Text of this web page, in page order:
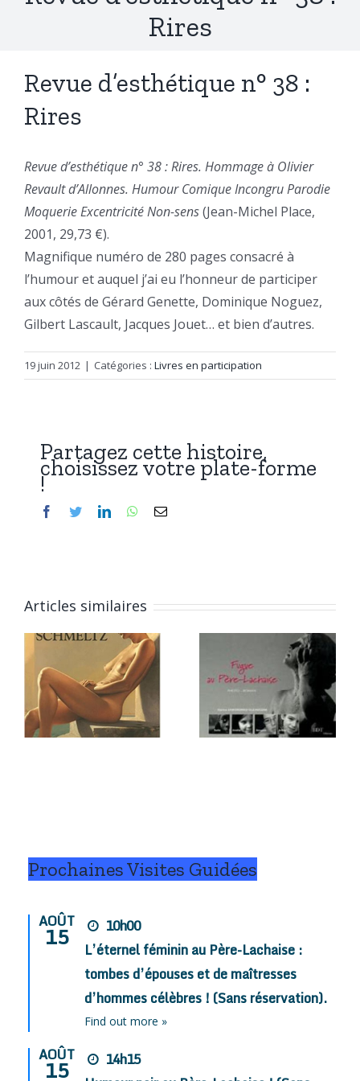
Rires
Revue d’esthétique n° 38 :
Rires
Revue d’esthétique n° 38 : Rires. Hommage à Olivier
Revault d’Allonnes. Humour Comique Incongru Parodie
Moquerie Excentricité Non-sens(Jean-Michel Place,
2001, 29,73 €).
Magnifique numéro de 280 pages consacré à
l’humour et auquel j’ai eu l’honneur de participer
aux côtés de Gérard Genette, Dominique Noguez,
Gilbert Lascault, Jacques Jouet… et bien d’autres.
19 juin 2012 | Catégories : Livres en participation
Partagez cette histoire,
choisissez votre plate-forme
!
Facebook
TwitterLinkedInWhatsApp
Email
Articles similaires
Fugue au
Père-
Lachaise
Prochaines Visites Guidées
AOÛT
15
10h00
L’éternel féminin au Père-Lachaise :
tombes d’épouses et de maîtresses
d’hommes célèbres ! (Sans réservation).
Find out more »
AOÛT
15
14h15